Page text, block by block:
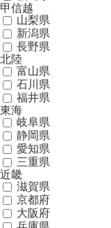
甲信越
山梨県
新潟県
長野県
北陸
富山県
石川県
福井県
東海
岐阜県
静岡県
愛知県
三重県
近畿
滋賀県
京都府
大阪府